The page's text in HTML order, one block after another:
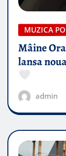
MUZICA
Mâine
lansa
admin